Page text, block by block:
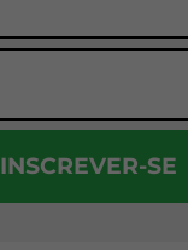
INSCREVER-SE